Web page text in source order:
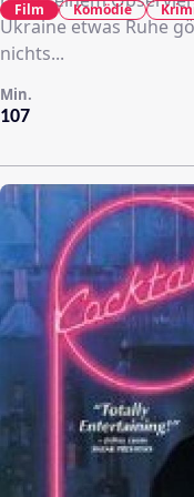
Ukraine etwas Ruhe
nichts...
107
Min.
Film Komödie